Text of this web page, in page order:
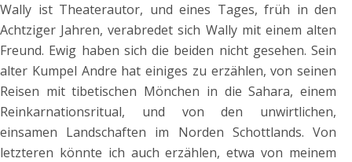
Wally ist Theaterautor, und eines Tages, früh in den
Achtziger Jahren, verabredet sich Wally mit einem alten
Freund. Ewig haben sich die beiden nicht gesehen. Sein
alter Kumpel Andre hat einiges zu erzählen, von seinen
Reisen mit tibetischen Mönchen in die Sahara, einem
Reinkarnationsritual, und von den unwirtlichen,
einsamen Landschaften im Norden Schottlands. Von
letzteren könnte ich auch erzählen, etwa von meinem